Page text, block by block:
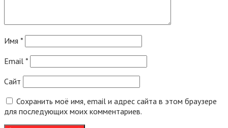
Имя *
Email *
Сайт
Сохранить моё имя, email и адрес сайта в этом браузере
для последующих моих комментариев.